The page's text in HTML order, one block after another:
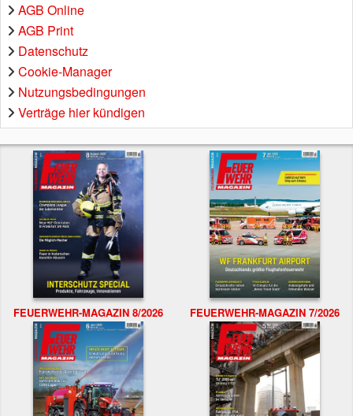
AGB Online
AGB Print
Datenschutz
Cookie-Manager
Nutzungsbedingungen
Verträge hier kündigen
FEUERWEHR-MAGAZIN 8/2026 FEUERWEHR-MAGAZIN 7/2026